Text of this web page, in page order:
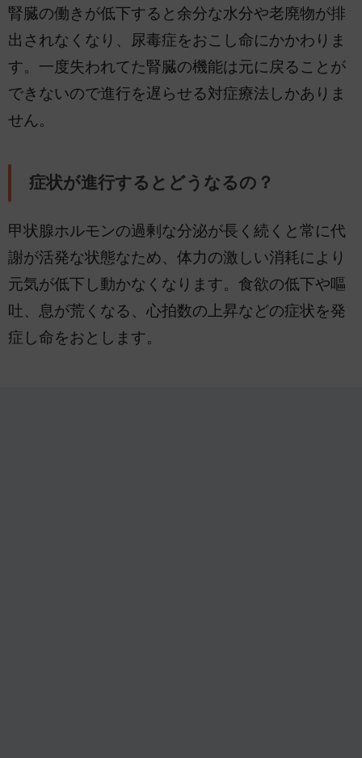
腎臓の働きが低下すると余分な水分や老廃物が排
出されなくなり、尿毒症をおこし命にかかわりま
す。一度失われてた腎臓の機能は元に戻ることが
できないので進行を遅らせる対症療法しかありま
せん。
症状が進行するとどうなるの？
甲状腺ホルモンの過剰な分泌が長く続くと常に代
謝が活発な状態なため、体力の激しい消耗により
元気が低下し動かなくなります。食欲の低下や嘔
吐、息が荒くなる、心拍数の上昇などの症状を発
症し命をおとします。